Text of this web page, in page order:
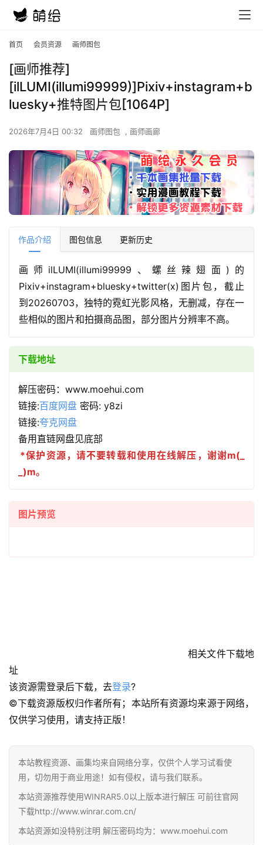
会
员
资
公
开
素
材
首页 会员资源 画师图包
[画师推荐]
[ilLUMI(illumi99999)]Pixiv+instagram+b
luesky+推特图片包[1064P]
2026年7月4日 00:32 画师图包 , 画师画廊
作品介绍 图包信息 更新历史
画师ilLUMI(illumi99999、螺丝辣翅面)的
Pixiv+instagram+bluesky+twitter(x)图片包，截止
到20260703，独特的霓虹光影风格，无删减，存在一
些相似的图片和拍摄商品图，部分图片分辨率不高。
下载地址
解压密码：www.moehui.com
链接:百度网盘 密码: y8zi
链接:夸克网盘
备用直链网盘见底部
*保护资源，请不要转载和使用在线解压，谢谢m(_
_)m。
图片预览
相关文件下载地
址
该资源需登录后下载，去登录?
©下载资源版权归作者所有；本站所有资源均来源于网络，
仅供学习使用，请支持正版！
本站教程资源、画集均来自网络分享，仅供个人学习试看使
用，切勿用于商业用途！如有侵权，请与我们联系。
本站资源推荐使用WINRAR5.0以上版本进行解压 可前往官网
下载http://www.winrar.com.cn/
本站资源如没特别注明 解压密码均为：www.moehui.com